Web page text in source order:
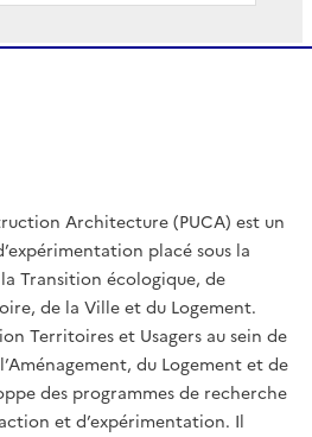
Architecture (PUCA) est un
placé sous la
Transition écologique, de
de la Ville et du Logement.
Territoires et Usagers au sein de
du Logement et de
des programmes de recherche
et d’expérimentation. Il